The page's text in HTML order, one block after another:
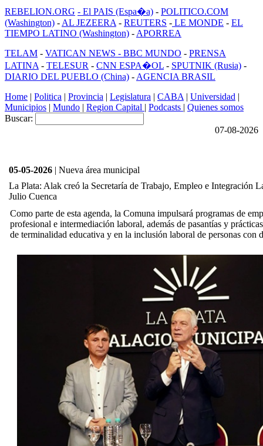
REBELION.ORG - El PAIS (Espa�a) - POLITICO.COM
(Washington) - AL JEZEERA - REUTERS - LE MONDE - EL
TIEMPO LATINO (Washington) - APORREA
TELAM - VATICAN NEWS - BBC MUNDO - PRENSA
LATINA - TELESUR - CNN ESPA�OL - SPUTNIK (Rusia) -
DIARIO DEL PUEBLO (China) - AGENCIA BRASIL
Home | Politica | Provincia | Legislatura | CABA | Universidad |
Municipios | Mundo | Region Capital | Podcasts | Quienes somos
Buscar:
07-08-2026
05-05-2026 | Nueva área municipal
La Plata: Alak creó la Secretaría de Trabajo, Empleo e Integración
Julio Cuenca
Como parte de esta agenda, la Comuna impulsará programas de
profesional e intermediación laboral, además de pasantías y
de terminalidad educativa y en la inclusión laboral de personas con